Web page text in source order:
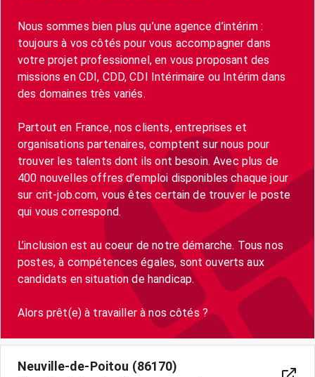
Nous sommes bien plus qu’une agence d’intérim :
toujours à vos côtés pour vous accompagner dans
votre projet professionnel, en vous proposant des
missions en CDI, CDD, CDI Intérimaire ou Intérim dans
des domaines très variés.
Partout en France, nos clients, entreprises et
organisations partenaires, comptent sur nous pour
trouver les talents dont ils ont besoin. Avec plus de
400 nouvelles offres d’emploi disponibles chaque jour
sur crit-job.com, vous êtes certain de trouver le poste
qui vous correspond.
L’inclusion est au coeur de notre démarche. Tous nos
postes, à compétences égales, sont ouverts aux
candidats en situation de handicap.
Alors prêt(e) à travailler à nos côtés ?
Neuville-de-Poitou (86170)